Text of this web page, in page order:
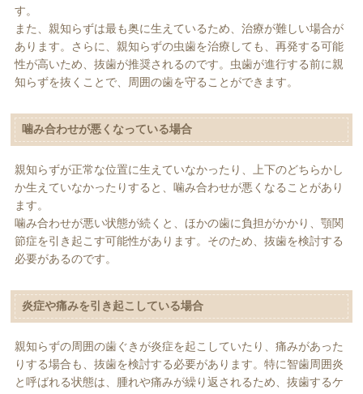
す。
また、親知らずは最も奥に生えているため、治療が難しい場合が
あります。さらに、親知らずの虫歯を治療しても、再発する可能
性が高いため、抜歯が推奨されるのです。虫歯が進行する前に親
知らずを抜くことで、周囲の歯を守ることができます。
噛み合わせが悪くなっている場合
親知らずが正常な位置に生えていなかったり、上下のどちらかし
か生えていなかったりすると、噛み合わせが悪くなることがあり
ます。
噛み合わせが悪い状態が続くと、ほかの歯に負担がかかり、顎関
節症を引き起こす可能性があります。そのため、抜歯を検討する
必要があるのです。
炎症や痛みを引き起こしている場合
親知らずの周囲の歯ぐきが炎症を起こしていたり、痛みがあった
りする場合も、抜歯を検討する必要があります。特に智歯周囲炎
と呼ばれる状態は、腫れや痛みが繰り返されるため、抜歯するケ